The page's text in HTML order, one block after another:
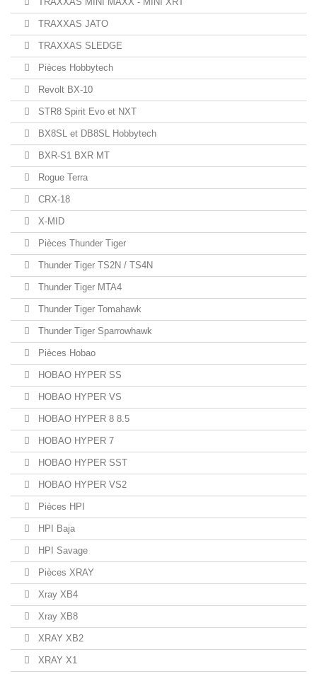
TRAXXAS JATO
TRAXXAS SLEDGE
Pièces Hobbytech
Revolt BX-10
STR8 Spirit Evo et NXT
BX8SL et DB8SL Hobbytech
BXR-S1 BXR MT
Rogue Terra
CRX-18
X-MID
Pièces Thunder Tiger
Thunder Tiger TS2N / TS4N
Thunder Tiger MTA4
Thunder Tiger Tomahawk
Thunder Tiger Sparrowhawk
Pièces Hobao
HOBAO HYPER SS
HOBAO HYPER VS
HOBAO HYPER 8 8.5
HOBAO HYPER 7
HOBAO HYPER SST
HOBAO HYPER VS2
Pièces HPI
HPI Baja
HPI Savage
Pièces XRAY
Xray XB4
Xray XB8
XRAY XB2
XRAY X1